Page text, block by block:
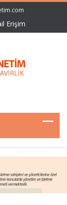
Erişim